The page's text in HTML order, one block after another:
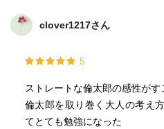
clover1217さん
5
ストレートな倫太郎の感性がす
倫太郎を取り巻く大人の考え
てとても勉強になった